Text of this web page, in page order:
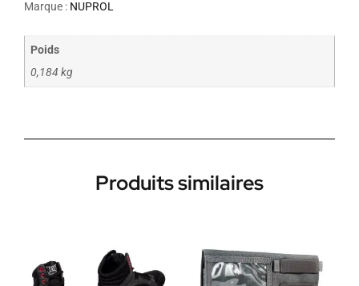
Marque : NUPROL
Poids
0,184 kg
Produits similaires